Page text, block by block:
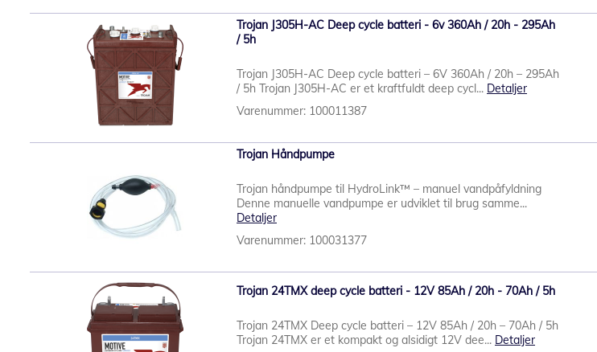
Trojan J305H-AC Deep cycle batteri - 6v 360Ah / 20h - 295Ah
/ 5h
Trojan J305H-AC Deep cycle batteri – 6V 360Ah / 20h – 295Ah
/ 5h Trojan J305H-AC er et kraftfuldt deep cycl... Detaljer
Varenummer: 100011387
Trojan Håndpumpe
Trojan håndpumpe til HydroLink™ – manuel vandpåfyldning
Denne manuelle vandpumpe er udviklet til brug samme...
Detaljer
Varenummer: 100031377
Trojan 24TMX deep cycle batteri - 12V 85Ah / 20h - 70Ah / 5h
Trojan 24TMX Deep cycle batteri – 12V 85Ah / 20h – 70Ah / 5h
Trojan 24TMX er et kompakt og alsidigt 12V dee... Detaljer